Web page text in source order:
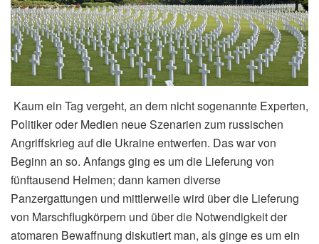
Kaum ein Tag vergeht, an dem nicht sogenannte Experten,
Politiker oder Medien neue Szenarien zum russischen
Angriffskrieg auf die Ukraine entwerfen. Das war von
Beginn an so. Anfangs ging es um die Lieferung von
fünftausend Helmen; dann kamen diverse
Panzergattungen und mittlerweile wird über die Lieferung
von Marschflugkörpern und über die Notwendigkeit der
atomaren Bewaffnung diskutiert man, als ginge es um ein